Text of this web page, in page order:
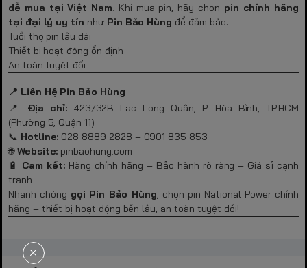
dễ mua tại Việt Nam. Khi mua pin, hãy chọn pin chính hãng
tại đại lý uy tín như Pin Bảo Hùng để đảm bảo:
Tuổi thọ pin lâu dài
Thiết bị hoạt động ổn định
An toàn tuyệt đối
📍 Liên Hệ Pin Bảo Hùng
📍 Địa chỉ:423/32B Lạc Long Quân, P. Hòa Bình, TP.HCM
(Phường 5, Quận 11)
📞 Hotline: 028 8889 2828 – 0901 835 853
🌐Website: pinbaohung.com
🔋 Cam kết:Hàng chính hãng – Bảo hành rõ ràng – Giá sỉ cạnh
tranh
Nhanh chóng gọi Pin Bảo Hùng, chọn pin National Power chính
hãng – thiết bị hoạt động bền lâu, an toàn tuyệt đối!